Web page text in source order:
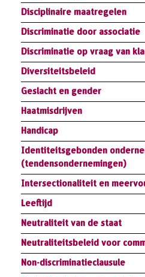
Disciplinaire maatregelen
Discriminatie door associatie
Discriminatie op vraag van
Diversiteitsbeleid
Geslacht en gender
Haatmisdrijven
Handicap
Identiteitsgebonden
(tendensondernemingen)
Intersectionaliteit en
Leeftijd
Neutraliteit van de staat
Neutraliteitsbeleid voor
Non-discriminatieclausule